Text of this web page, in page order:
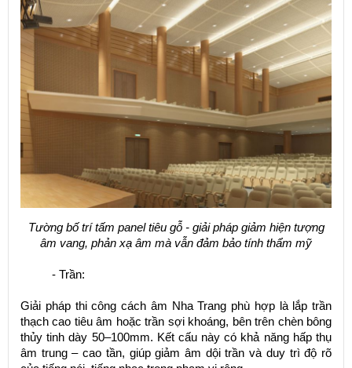
Tường bố trí tấm panel tiêu gỗ - giải pháp giảm hiện tượng
âm vang, phản xạ âm mà vẫn đảm bảo tính thẩm mỹ
- Trần:
Giải pháp thi công cách âm Nha Trang phù hợp là lắp trần
thạch cao tiêu âm hoặc trần sợi khoáng, bên trên chèn bông
thủy tinh dày 50–100mm. Kết cấu này có khả năng hấp thụ
âm trung – cao tần, giúp giảm âm dội trần và duy trì độ rõ